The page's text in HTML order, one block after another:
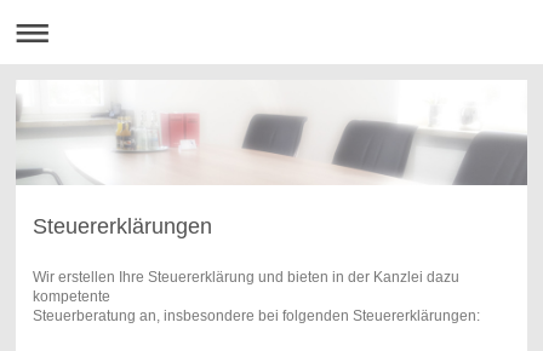
Steuererklärungen
Wir erstellen Ihre Steuererklärung und bieten in der Kanzlei dazu
kompetente
Steuerberatung an, insbesondere bei folgenden Steuererklärungen: